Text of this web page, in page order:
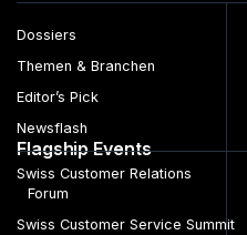
Dossiers
Themen & Branchen
Editor’s Pick
Newsflash
Flagship Events
Swiss Customer Relations
Forum
Swiss Customer Service Summit